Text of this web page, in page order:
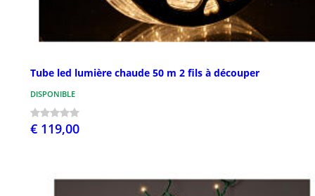
Tube led lumière chaude 50 m 2 fils à découper
DISPONIBLE
€ 119,00